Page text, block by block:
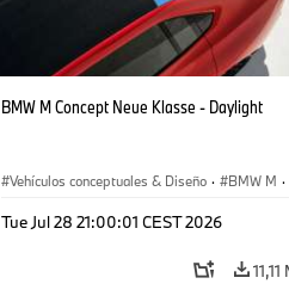
BMW M Concept Neue Klasse - Daylight
Vehículos conceptuales & Diseño · BMW M ·
Tue Jul 28 21:00:01 CEST 2026
11,11